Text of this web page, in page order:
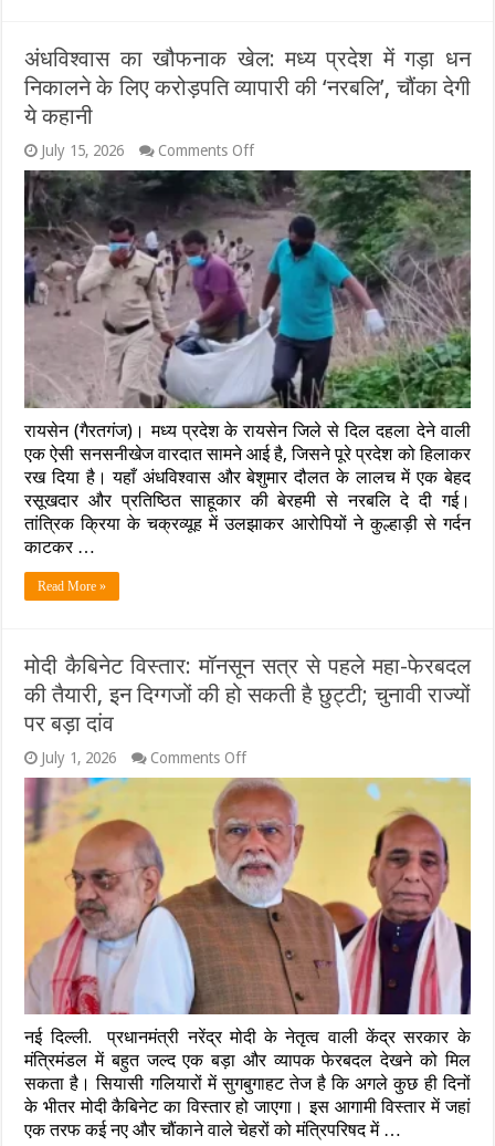
और
डॉ.
जितेंद्र
पिलाया
जूस
अंधविश्वास का खौफनाक खेल: मध्य प्रदेश में गड़ा धन
निकालने के लिए करोड़पति व्यापारी की ‘नरबलि’, चौंका देगी
ये कहानी
July 15, 2026 Comments Offon
अंधविश्वास
का
खौफनाक
खेल:
मध्य
प्रदेश
में
गड़ा
धन
निकालने
लिए
करोड़पति
व्यापारी
की
‘नरबलि’,
चौंका
देगी
ये
कहानी
रायसेन (गैरतगंज)। मध्य प्रदेश के रायसेन जिले से दिल दहला देने वाली
एक ऐसी सनसनीखेज वारदात सामने आई है, जिसने पूरे प्रदेश को हिलाकर
रख दिया है। यहाँ अंधविश्वास और बेशुमार दौलत के लालच में एक बेहद
रसूखदार और प्रतिष्ठित साहूकार की बेरहमी से नरबलि दे दी गई।
तांत्रिक क्रिया के चक्रव्यूह में उलझाकर आरोपियों ने कुल्हाड़ी से गर्दन
काटकर …
Read More »
मोदी कैबिनेट विस्तार: मॉनसून सत्र से पहले महा-फेरबदल
की तैयारी, इन दिग्गजों की हो सकती है छुट्टी; चुनावी राज्यों
पर बड़ा दांव
July 1, 2026 Comments Offon
मोदी
कैबिनेट
विस्तार:
मॉनसून
सत्र
से
पहले
महा-
फेरबदल
तैयारी,
की
हो
सकती
है
छुट्टी;
चुनावी
राज्यों
नई दिल्ली. प्रधानमंत्री नरेंद्र मोदी के नेतृत्व वाली केंद्र सरकार के
मंत्रिमंडल में बहुत जल्द एक बड़ा और व्यापक फेरबदल देखने को मिल
सकता है। सियासी गलियारों में सुगबुगाहट तेज है कि अगले कुछ ही दिनों
के भीतर मोदी कैबिनेट का विस्तार हो जाएगा। इस आगामी विस्तार में जहां
एक तरफ कई नए और चौंकाने वाले चेहरों को मंत्रिपरिषद में …